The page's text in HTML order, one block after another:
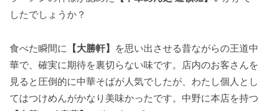
したでしょうか？
食べた瞬間に 【大勝軒】 を思い出させる昔ながらの王道中
華で、確実に期待を裏切らない味です。店内のお客さんを
見ると圧倒的に中華そばが人気でしたが、わたし個人とし
てはつけめんがかなり美味かったです。中野に本店を持つ